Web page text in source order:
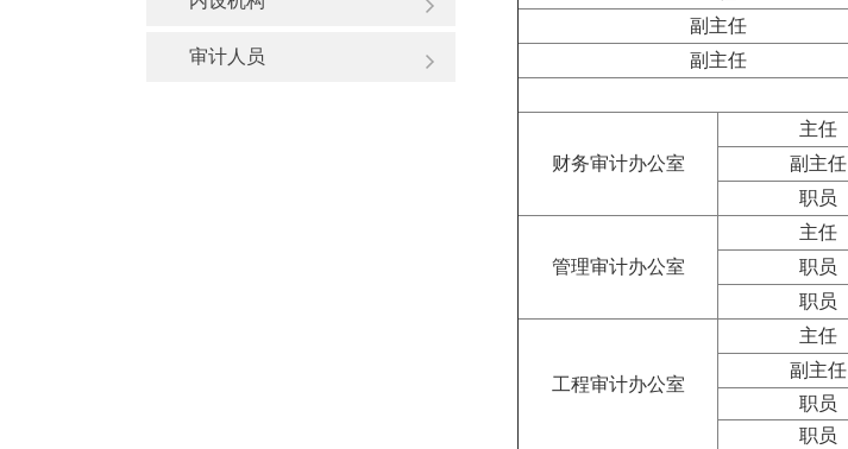
审计人员
副主任
副主任
财务审计办公室
主任
副主任
职员
管理审计办公室
主任
职员
职员
工程审计办公室
主任
副主任
职员
职员